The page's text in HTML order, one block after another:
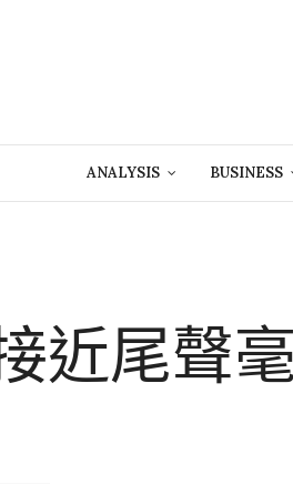
ANALYSIS BUSINESS
近尾聲